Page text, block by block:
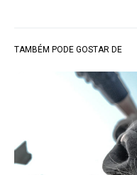
TAMBÉM PODE GOSTAR DE